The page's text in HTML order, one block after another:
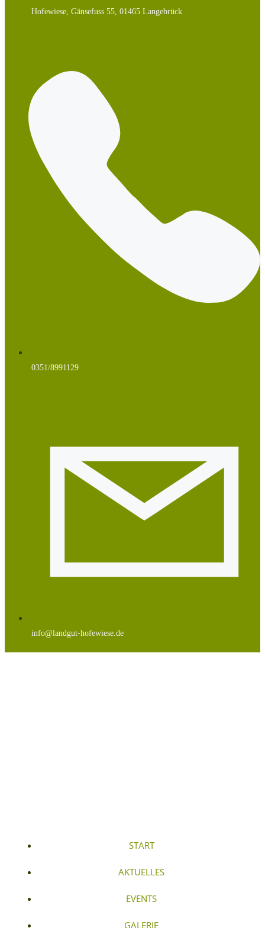
Hofewiese, Gänsefuss 55, 01465 Langebrück
0351/8991129
info@landgut-hofewiese.de
START
AKTUELLES
EVENTS
GALERIE